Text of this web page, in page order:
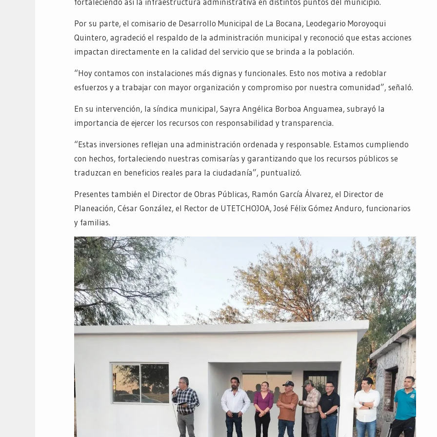
Por su parte, el comisario de Desarrollo Municipal de La Bocana, Leodegario Moroyoqui
Quintero, agradeció el respaldo de la administración municipal y reconoció que estas acciones
impactan directamente en la calidad del servicio que se brinda a la población.
“Hoy contamos con instalaciones más dignas y funcionales. Esto nos motiva a redoblar
esfuerzos y a trabajar con mayor organización y compromiso por nuestra comunidad”, señaló.
En su intervención, la síndica municipal, Sayra Angélica Borboa Anguamea, subrayó la
importancia de ejercer los recursos con responsabilidad y transparencia.
“Estas inversiones reflejan una administración ordenada y responsable. Estamos cumpliendo
con hechos, fortaleciendo nuestras comisarías y garantizando que los recursos públicos se
traduzcan en beneficios reales para la ciudadanía”, puntualizó.
Presentes también el Director de Obras Públicas, Ramón García Álvarez, el Director de
Planeación, César González, el Rector de UTETCHOJOA, José Félix Gómez Anduro, funcionarios
y familias.